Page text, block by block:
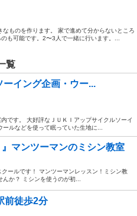
ものを作ります。 家で進めて分からないところ
も可能です。2〜3人で一緒に行います。...
覧
イング企画・ウー...
です。 大好評なＪＵＫＩアップサイクルソーイ
ルなどを使って眠っていた生地に...
マンツーマンのミシン教室
ールです！ マンツーマンレッスン！ミシン教
か？ ミシンを使うのが初...
前徒歩2分